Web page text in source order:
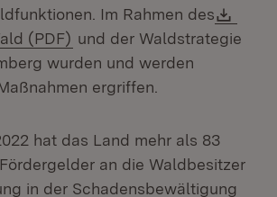
Im Rahmen des
(PDF) (Öffnet in neuem Fenster)
und der Waldstrategie
wurden und werden
ergriffen.
hat das Land mehr als 83
an die Waldbesitzer
in der Schadensbewältigung